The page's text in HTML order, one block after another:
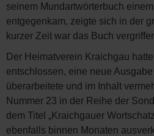
seinem Mundartwörterbuch
entgegenkam, zeigte sich in der
kurzer Zeit war das Buch
Der Heimatverein Kraichgau
entschlossen, eine neue
überarbeitete und im Inhalt
Nummer 23 in der Reihe der
dem Titel „Kraichgauer
ebenfalls binnen Monaten